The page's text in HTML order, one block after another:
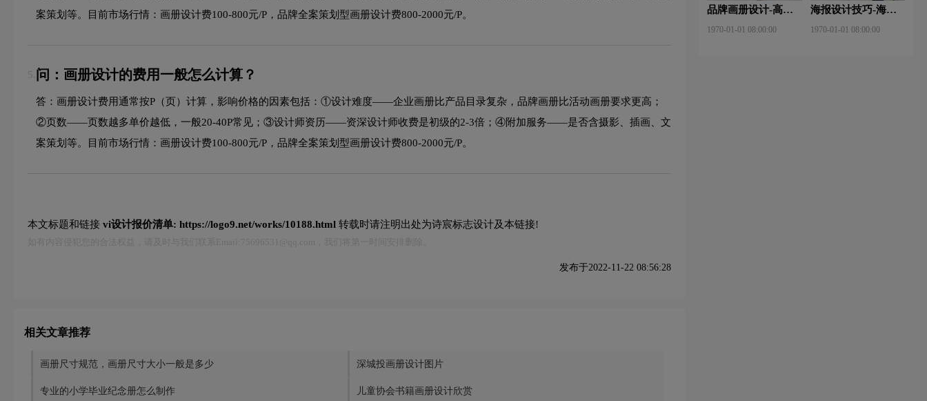
案策划等。目前市场行情：画册设计费100-800元/P，品牌全案策划型画册设计费800-2000元/P。
5. 问：画册设计的费用一般怎么计算？
答：画册设计费用通常按P（页）计算，影响价格的因素包括：①设计难度——企业画册比产品目录复杂，品牌画册比活动画册要求更高；
②页数——页数越多单价越低，一般20-40P常见；③设计师资历——资深设计师收费是初级的2-3倍；④附加服务——是否含摄影、插画、文
案策划等。目前市场行情：画册设计费100-800元/P，品牌全案策划型画册设计费800-2000元/P。
本文标题和链接 vi设计报价清单: https://logo9.net/works/10188.html 转载时请注明出处为诗宸标志设计及本链接!
发布于2022-11-22 08:56:28
相关文章推荐
画册尺寸规范，画册尺寸大小一般是多少 深城投画册设计图片
专业的小学毕业纪念册怎么制作 儿童协会书籍画册设计欣赏
品牌画册设计-高端
有哪些？
1970-01-01 08:00:00
海报设计技巧-海报
1970-01-01 08:00:00